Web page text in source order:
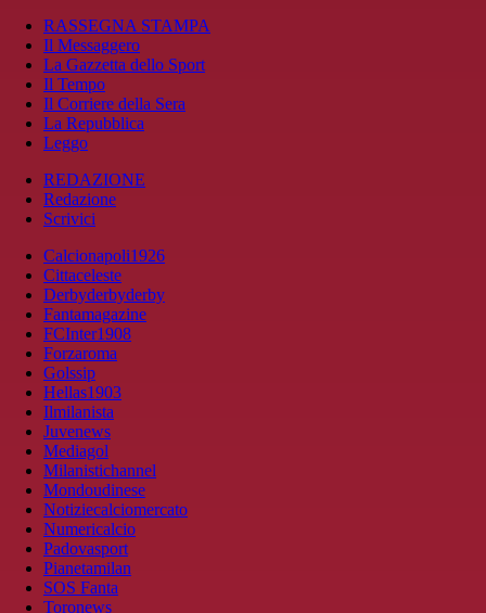
RASSEGNA STAMPA
Il Messaggero
La Gazzetta dello Sport
Il Tempo
Il Corriere della Sera
La Repubblica
Leggo
REDAZIONE
Redazione
Scrivici
Calcionapoli1926
Cittaceleste
Derbyderbyderby
Fantamagazine
FCInter1908
Forzaroma
Golssip
Hellas1903
Ilmilanista
Juvenews
Mediagol
Milanistichannel
Mondoudinese
Notiziecalciomercato
Numericalcio
Padovasport
Pianetamilan
SOS Fanta
Toronews